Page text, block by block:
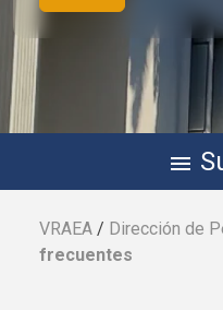
menu
VRAEA / Dirección de
frecuentes